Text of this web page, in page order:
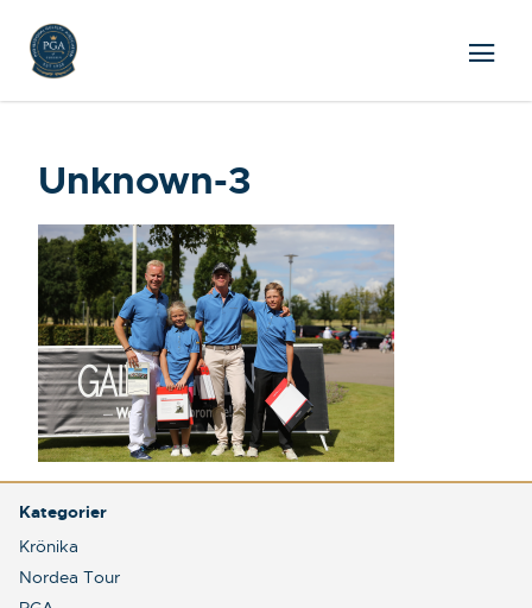
Unknown-3
Kategorier
Krönika
Nordea Tour